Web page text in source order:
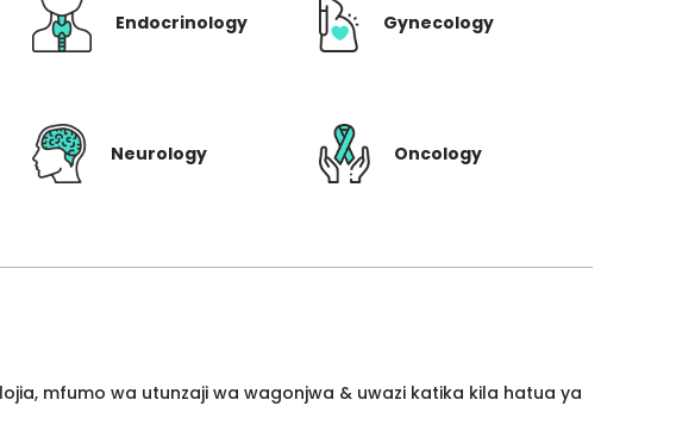
Endocrinology Gynecology
Neurology Oncology
mfumo wa utunzaji wa wagonjwa & uwazi katika kila hatua ya